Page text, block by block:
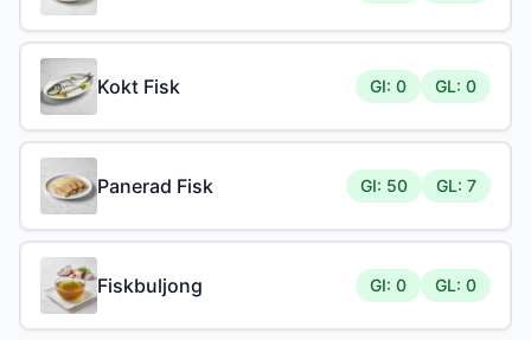
Kokt Fisk GI: 0 GL: 0
Panerad Fisk GI: 50 GL: 7
Fiskbuljong GI: 0 GL: 0